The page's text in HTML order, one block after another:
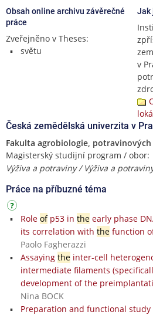
Obsah online archivu závěrečné
práce
Zveřejněno v Theses:
světu
Jak
v
Česká zemědělská univerzita v
Fakulta agrobiologie,
Magisterský studijní program / obor:
Výživa a potraviny / Výživa a
Práce na příbuzné téma
Role ofp53 in theearly phase
its correlation with thefunction
Paolo Fagherazzi
Assaying theinter-cell
intermediate filaments
development of the
Nina BOCK
Preparation and functional study